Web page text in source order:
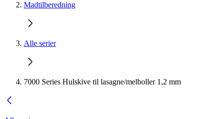
Madtilberedning
Alle serier
7000 Series Hulskive til lasagne/melboller 1,2 mm